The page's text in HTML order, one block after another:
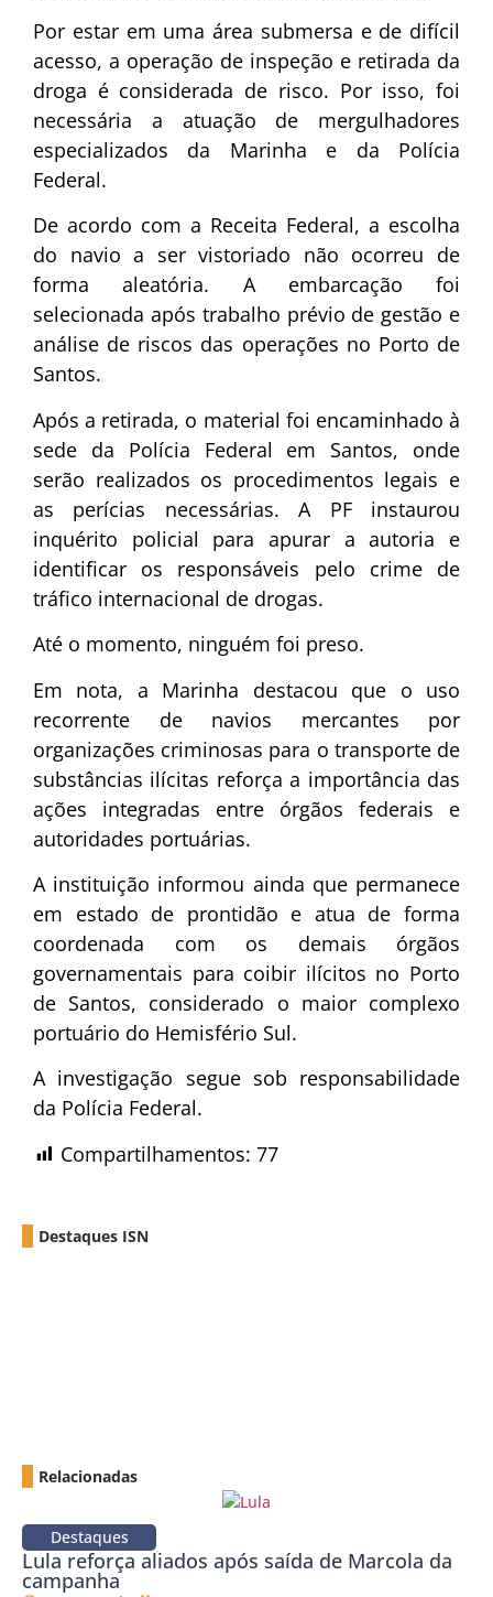
Por estar em uma área submersa e de difícil
acesso, a operação de inspeção e retirada da
droga é considerada de risco. Por isso, foi
necessária a atuação de mergulhadores
especializados da Marinha e da Polícia
Federal.
De acordo com a Receita Federal, a escolha
do navio a ser vistoriado não ocorreu de
forma aleatória. A embarcação foi
selecionada após trabalho prévio de gestão e
análise de riscos das operações no Porto de
Santos.
Após a retirada, o material foi encaminhado à
sede da Polícia Federal em Santos, onde
serão realizados os procedimentos legais e
as perícias necessárias. A PF instaurou
inquérito policial para apurar a autoria e
identificar os responsáveis pelo crime de
tráfico internacional de drogas.
Até o momento, ninguém foi preso.
Em nota, a Marinha destacou que o uso
recorrente de navios mercantes por
organizações criminosas para o transporte de
substâncias ilícitas reforça a importância das
ações integradas entre órgãos federais e
autoridades portuárias.
A instituição informou ainda que permanece
em estado de prontidão e atua de forma
coordenada com os demais órgãos
governamentais para coibir ilícitos no Porto
de Santos, considerado o maior complexo
portuário do Hemisfério Sul.
A investigação segue sob responsabilidade
da Polícia Federal.
Compartilhamentos: 77
Destaques ISN
Relacionadas
Destaques
Lula reforça aliados após saída de Marcola da
campanha